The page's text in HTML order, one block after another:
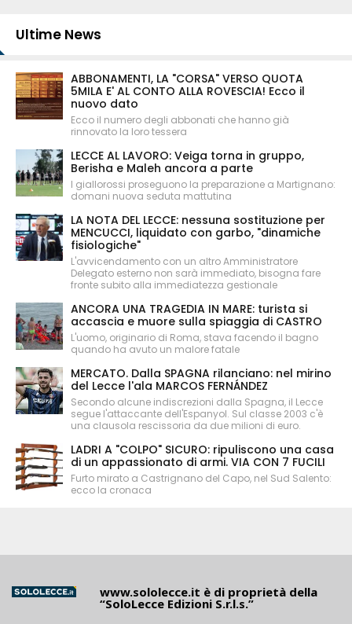
Ultime News
ABBONAMENTI, LA "CORSA" VERSO QUOTA
5MILA E' AL CONTO ALLA ROVESCIA! Ecco il
nuovo dato
Ecco il numero degli abbonati che hanno già
rinnovato la loro tessera
LECCE AL LAVORO: Veiga torna in gruppo,
Berisha e Maleh ancora a parte
I giallorossi proseguono la preparazione a Martignano:
domani nuova seduta mattutina
LA NOTA DEL LECCE: nessuna sostituzione per
MENCUCCI, liquidato con garbo, "dinamiche
fisiologiche"
L'avvicendamento con un altro Amministratore
Delegato esterno non sarà immediato, bisogna fare
fronte subito alla immediatezza gestionale
ANCORA UNA TRAGEDIA IN MARE: turista si
accascia e muore sulla spiaggia di CASTRO
L'uomo, originario di Roma, stava facendo il bagno
quando ha avuto un malore fatale
MERCATO. Dalla SPAGNA rilanciano: nel mirino
del Lecce l'ala MARCOS FERNÁNDEZ
Secondo alcune indiscrezioni dalla Spagna, il Lecce
segue l'attaccante dell'Espanyol. Sul classe 2003 c'è
una clausola rescissoria da due milioni di euro.
LADRI A "COLPO" SICURO: ripuliscono una casa
di un appassionato di armi. VIA CON 7 FUCILI
Furto mirato a Castrignano del Capo, nel Sud Salento:
ecco la cronaca
www.sololecce.it è di proprietà della
“SoloLecce Edizioni S.r.l.s.”